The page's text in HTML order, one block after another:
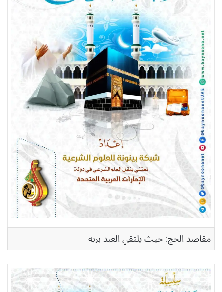
مقاصد الحج: حيث يلتقي العبد بربه